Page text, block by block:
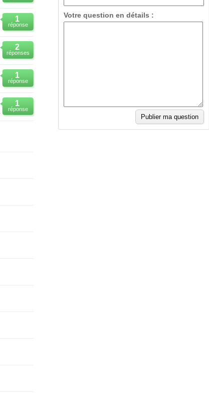
1
réponse
2
réponses
1
réponse
1
réponse
Votre question en détails :